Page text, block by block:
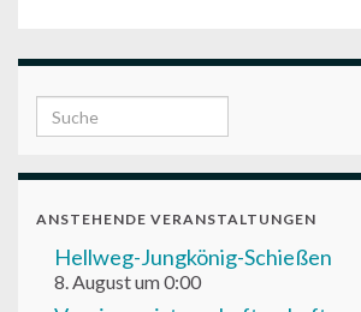
Search for:
ANSTEHENDE VERANSTALTUNGEN
Hellweg-Jungkönig-Schießen
8. August um 0:00